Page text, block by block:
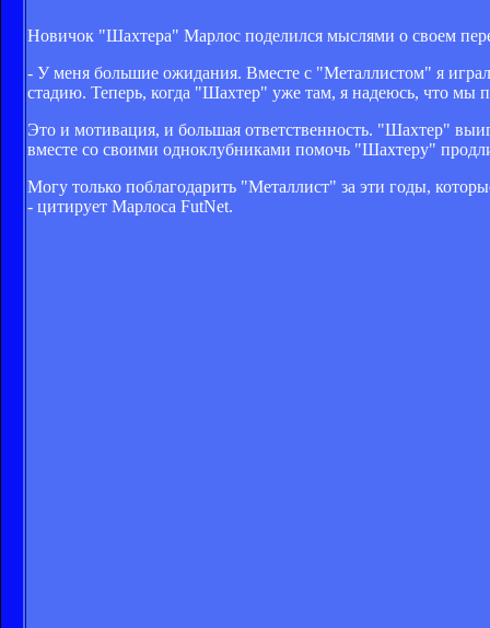
Новичок "Шахтера" Марлос поделился мыслями о своем
- У меня большие ожидания. Вместе с "Металлистом" я
стадию. Теперь, когда "Шахтер" уже там, я надеюсь, что мы
Это и мотивация, и большая ответственность. "Шахтер"
вместе со своими одноклубниками помочь "Шахтеру"
Могу только поблагодарить "Металлист" за эти годы,
- цитирует Марлоса FutNet.